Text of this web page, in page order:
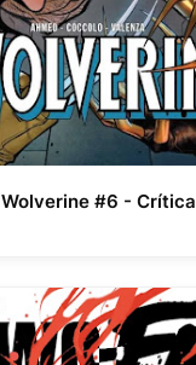
Wolverine #6 - Crítica